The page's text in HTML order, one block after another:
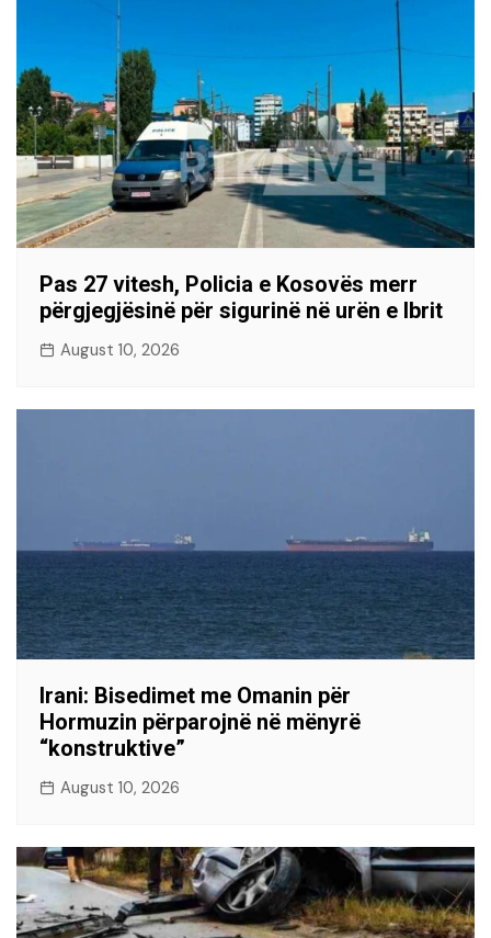
Pas 27 vitesh, Policia e Kosovës merr
përgjegjësinë për sigurinë në urën e Ibrit
August 10, 2026
Irani: Bisedimet me Omanin për
Hormuzin përparojnë në mënyrë
“konstruktive”
August 10, 2026